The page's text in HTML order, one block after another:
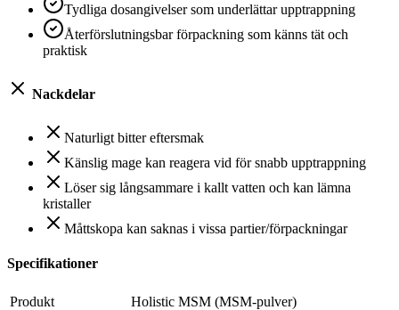
Tydliga dosangivelser som underlättar upptrappning
Återförslutningsbar förpackning som känns tät och
praktisk
Nackdelar
Naturligt bitter eftersmak
Känslig mage kan reagera vid för snabb upptrappning
Löser sig långsammare i kallt vatten och kan lämna
kristaller
Måttskopa kan saknas i vissa partier/förpackningar
Specifikationer
Produkt
Holistic MSM (MSM-pulver)